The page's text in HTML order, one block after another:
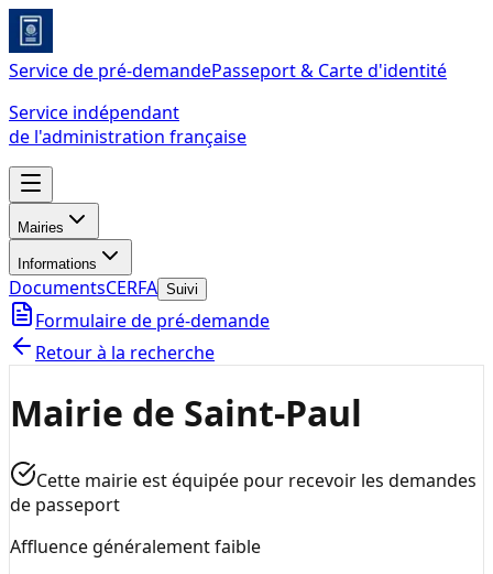
Service de pré-demandePasseport & Carte d'identité
Service indépendant
de l'administration française
Mairies
Informations
DocumentsCERFA Suivi
Formulaire de pré-demande
Retour à la recherche
Mairie de Saint-Paul
Cette mairie est équipée pour recevoir les demandes
de passeport
Affluence généralement faible